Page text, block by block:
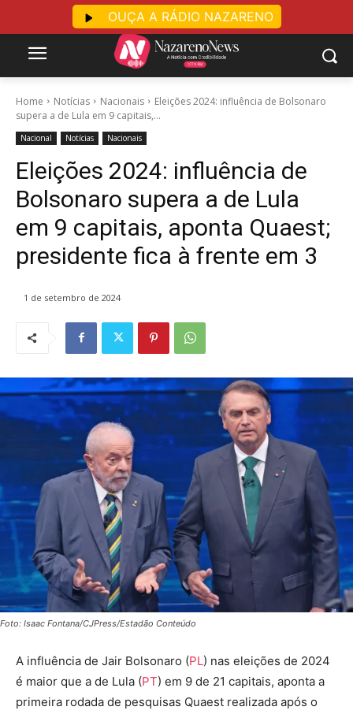
Home Notícias Nacionais
Eleições 2024: influência de Bolsonaro
supera a de Lula em 9 capitais,...
Nacional Notícias Nacionais
Eleições 2024: influência de
Bolsonaro supera a de Lula
em 9 capitais, aponta Quaest;
presidente fica à frente em 3
1 de setembro de 2024
Foto: Isaac Fontana/CJPress/Estadão Conteúdo
A influência de Jair Bolsonaro (PL) nas eleições de 2024
é maior que a de Lula (PT) em 9 de 21 capitais, aponta a
primeira rodada de pesquisas Quaest realizada após o
OUÇA A RÁDIO NAZARENO